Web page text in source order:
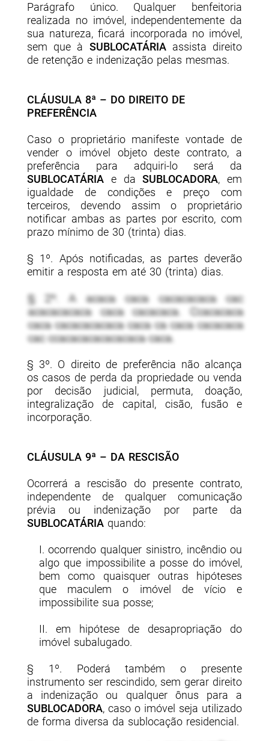
Parágrafo único. Qualquer benfeitoria
realizada no imóvel, independentemente da
sua natureza, ficará incorporada no imóvel,
sem que à SUBLOCATÁRIAassista direito
de retenção e indenização pelas mesmas.
CLÁUSULA 8ª – DO DIREITO DE
PREFERÊNCIA
Caso o proprietário manifeste vontade de
vender o imóvel objeto deste contrato, a
preferência para adquiri-lo será da
SUBLOCATÁRIAe daSUBLOCADORA, em
igualdade de condições e preço com
terceiros, devendo assim o proprietário
notificar ambas as partes por escrito, com
prazo mínimo de 30 (trinta) dias.
§ 1º. Após notificadas, as partes deverão
emitir a resposta em até 30 (trinta) dias.
§ 2º. A acaca caca cacacacaca cac
acacacacaca caca cacacaca. Ccacacaca
caca cacacacacaca caca ca caca cacacaca
cac ccacacacacacacaca caca.
§ 3º. O direito de preferência não alcança
os casos de perda da propriedade ou venda
por decisão judicial, permuta, doação,
integralização de capital, cisão, fusão e
incorporação.
CLÁUSULA 9ª – DA RESCISÃO
Ocorrerá a rescisão do presente contrato,
independente de qualquer comunicação
prévia ou indenização por parte da
SUBLOCATÁRIAquando:
I. ocorrendo qualquer sinistro, incêndio ou
algo que impossibilite a posse do imóvel,
bem como quaisquer outras hipóteses
que maculem o imóvel de vício e
impossibilite sua posse;
II. em hipótese de desapropriação do
imóvel subalugado.
§ 1º. Poderá também o presente
instrumento ser rescindido, sem gerar direito
a indenização ou qualquer ônus para a
SUBLOCADORA, caso o imóvel seja utilizado
de forma diversa da sublocação residencial.